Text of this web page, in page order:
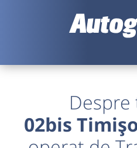
Despre
02bis